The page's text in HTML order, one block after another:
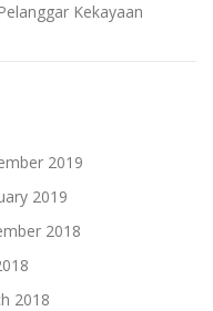
Kekayaan
2019
2019
2018
2018